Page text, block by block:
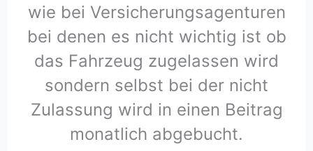
wie bei Versicherungsagenturen
bei denen es nicht wichtig ist ob
das Fahrzeug zugelassen wird
sondern selbst bei der nicht
Zulassung wird in einen Beitrag
monatlich abgebucht.